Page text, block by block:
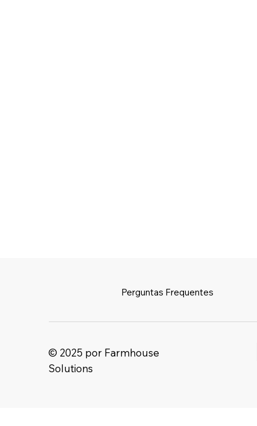
© 2025 por Farmhouse
Solutions
Perguntas Frequentes